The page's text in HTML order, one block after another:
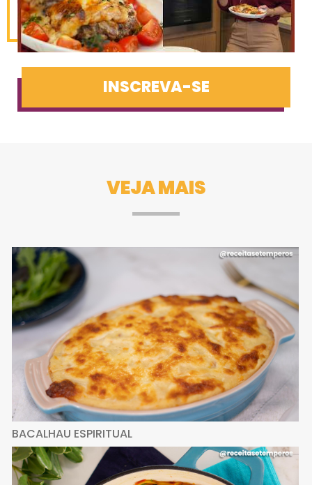
INSCREVA-SE
VEJA MAIS
BACALHAU ESPIRITUAL